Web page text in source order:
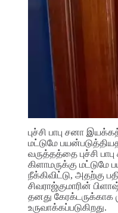
புச்சி பாபு சனா
மட்டுமே
வருத்தத்தை புச்சி
கிளாமருக்கு மட்டுமே
நீக்கிவிட்டு, அதற்கு
சிவராஜ்குமாரின்
தனது கேரக்டருக்காக
உருவாக்கப்படுகிறது.